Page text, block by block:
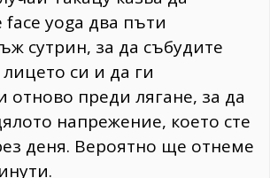
face yoga два пъти
сутрин, за да събудите
си и да ги
отново преди лягане, за да
напрежение, което сте
деня. Вероятно ще отнеме